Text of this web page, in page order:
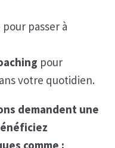
pour passer à
pour
votre quotidien.
demandent une
comme :